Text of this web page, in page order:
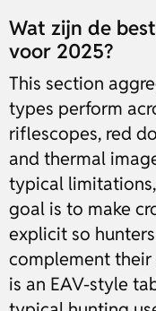
Wat zijn de
voor 2025?
This section
types perform
riflescopes, red
and thermal
typical
goal is to make
explicit so
complement
is an EAV-style